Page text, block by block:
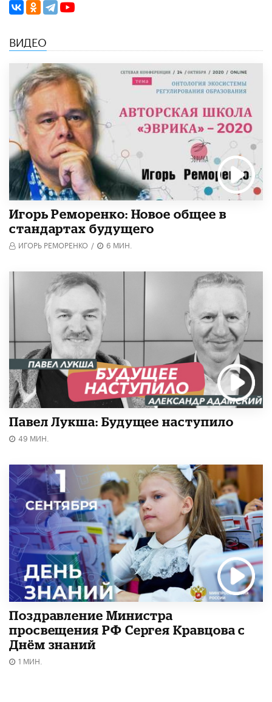
ВИДЕО
Игорь Реморенко: Новое общее в
стандартах будущего
ИГОРЬ РЕМОРЕНКО / 6 МИН.
Павел Лукша: Будущее наступило
49 МИН.
Поздравление Министра
просвещения РФ Сергея Кравцова с
Днём знаний
1 МИН.